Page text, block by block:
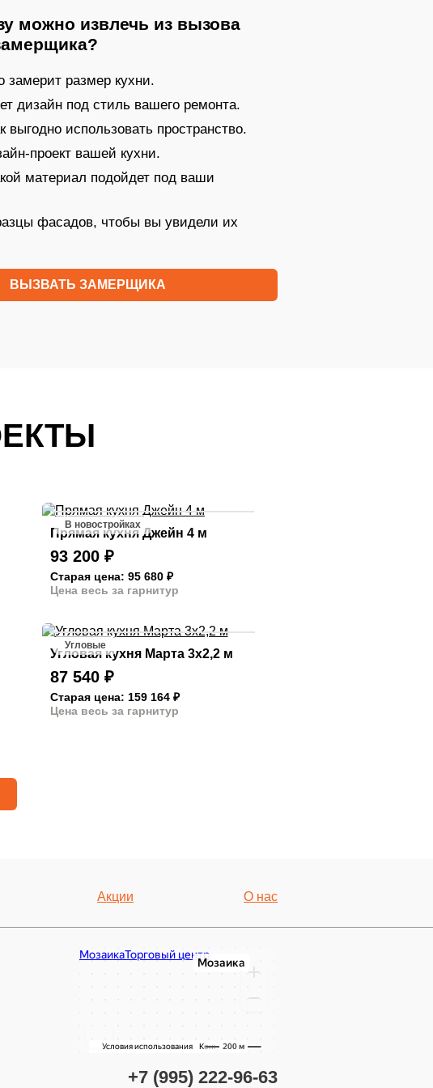
можно извлечь из вызова
замерит размер кухни.
дизайн под стиль вашего ремонта.
выгодно использовать пространство.
проект вашей кухни.
материал подойдет под ваши
фасадов, чтобы вы увидели их
ВЫЗВАТЬ ЗАМЕРЩИКА
В новостройках
Прямая кухня Джейн 4 м
93 200 ₽
Старая цена: 95 680 ₽
Цена весь за гарнитур
Угловые
Угловая кухня Марта 3х2,2 м
87 540 ₽
Старая цена: 159 164 ₽
Цена весь за гарнитур
Акции О нас
+7 (995) 222-96-63